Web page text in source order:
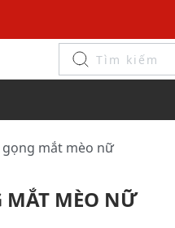
gọng mắt mèo nữ
MẮT MÈO NỮ